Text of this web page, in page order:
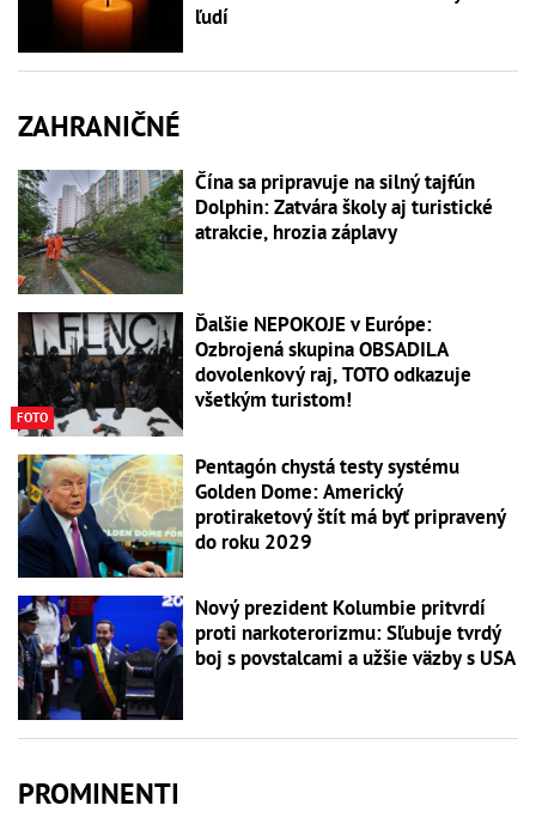
ľudí
ZAHRANIČNÉ
Čína sa pripravuje na silný tajfún
Dolphin: Zatvára školy aj turistické
atrakcie, hrozia záplavy
FOTO
Ďalšie NEPOKOJE v Európe:
Ozbrojená skupina OBSADILA
dovolenkový raj, TOTO odkazuje
všetkým turistom!
Pentagón chystá testy systému
Golden Dome: Americký
protiraketový štít má byť pripravený
do roku 2029
Nový prezident Kolumbie pritvrdí
proti narkoterorizmu: Sľubuje tvrdý
boj s povstalcami a užšie väzby s USA
PROMINENTI